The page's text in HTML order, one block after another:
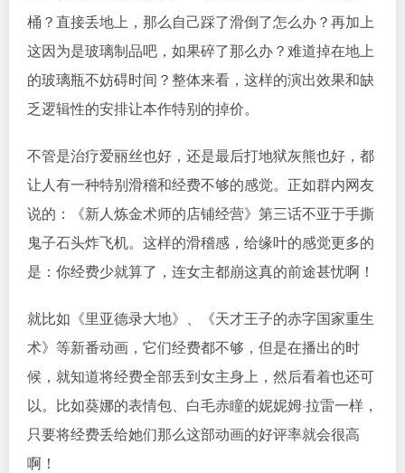
桶？直接丢地上，那么自己踩了滑倒了怎么办？再加上
这因为是玻璃制品吧，如果碎了那么办？难道掉在地上
的玻璃瓶不妨碍时间？整体来看，这样的演出效果和缺
乏逻辑性的安排让本作特别的掉价。
不管是治疗爱丽丝也好，还是最后打地狱灰熊也好，都
让人有一种特别滑稽和经费不够的感觉。正如群内网友
说的：《新人炼金术师的店铺经营》第三话不亚于手撕
鬼子石头炸飞机。这样的滑稽感，给缘叶的感觉更多的
是：你经费少就算了，连女主都崩这真的前途甚忧啊！
就比如《里亚德录大地》、《天才王子的赤字国家重生
术》等新番动画，它们经费都不够，但是在播出的时
候，就知道将经费全部丢到女主身上，然后看着也还可
以。比如葵娜的表情包、白毛赤瞳的妮妮姆·拉雷一样，
只要将经费丢给她们那么这部动画的好评率就会很高
啊！